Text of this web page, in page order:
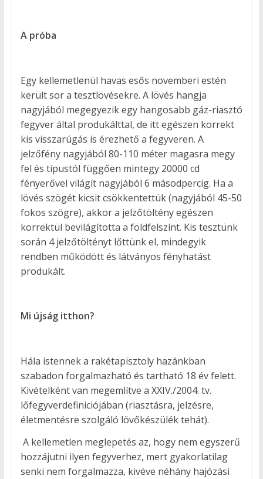
A próba
Egy kellemetlenül havas esős novemberi estén
került sor a tesztlövésekre. A lövés hangja
nagyjából megegyezik egy hangosabb gáz-riasztó
fegyver által produkálttal, de itt egészen korrekt
kis visszarúgás is érezhető a fegyveren. A
jelzőfény nagyjából 80-110 méter magasra megy
fel és típustól függően mintegy 20000 cd
fényerővel világít nagyjából 6 másodpercig. Ha a
lövés szögét kicsit csökkentettük (nagyjából 45-50
fokos szögre), akkor a jelzőtöltény egészen
korrektül bevilágította a földfelszínt. Kis tesztünk
során 4 jelzőtöltényt lőttünk el, mindegyik
rendben működött és látványos fényhatást
produkált.
Mi újság itthon?
Hála istennek a rakétapisztoly hazánkban
szabadon forgalmazható és tartható 18 év felett.
Kivételként van megemlítve a XXIV./2004. tv.
lőfegyverdefiniciójában (riasztásra, jelzésre,
életmentésre szolgáló lövőkészülék tehát).
A kellemetlen meglepetés az, hogy nem egyszerű
hozzájutni ilyen fegyverhez, mert gyakorlatilag
senki nem forgalmazza, kivéve néhány hajózási